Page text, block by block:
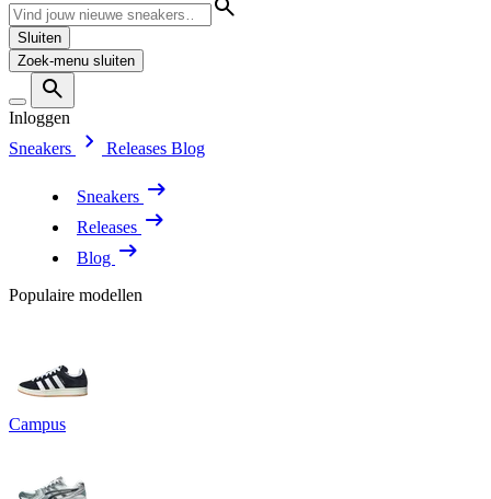
Sluiten
Zoek-menu sluiten
Inloggen
Sneakers
Releases Blog
Sneakers
Releases
Blog
Populaire modellen
Campus